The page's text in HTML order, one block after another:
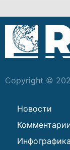
Copyright ©
Новости
Инфографика